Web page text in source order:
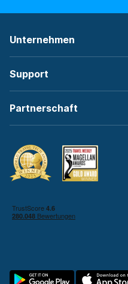
Unternehmen
Support
Partnerschaft